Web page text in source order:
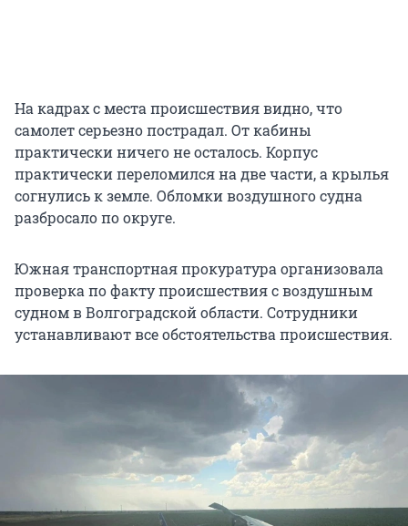
На кадрах с места происшествия видно, что
самолет серьезно пострадал. От кабины
практически ничего не осталось. Корпус
практически переломился на две части, а крылья
согнулись к земле. Обломки воздушного судна
разбросало по округе.
Южная транспортная прокуратура организовала
проверка по факту происшествия с воздушным
судном в Волгоградской области. Сотрудники
устанавливают все обстоятельства происшествия.